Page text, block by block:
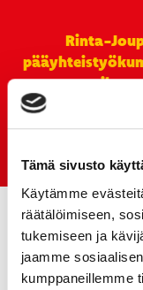
Tämä sivusto
Käytämme
räätälöimiseen,
tukemiseen ja
jaamme
kumppaneillemme
Rinta-
Early Bird-